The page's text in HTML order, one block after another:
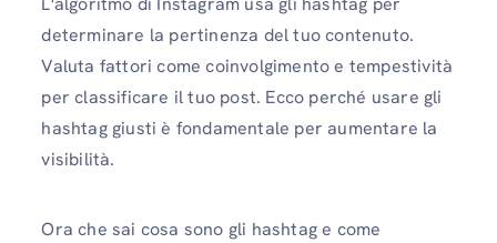
determinare la pertinenza del tuo contenuto.
Valuta fattori come coinvolgimento e tempestività
per classificare il tuo post. Ecco perché usare gli
hashtag giusti è fondamentale per aumentare la
visibilità.
Ora che sai cosa sono gli hashtag e come